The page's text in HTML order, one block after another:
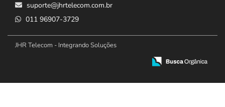
suporte@jhrtelecom.com.br
011 96907-3729
JHR Telecom - Integrando Soluções